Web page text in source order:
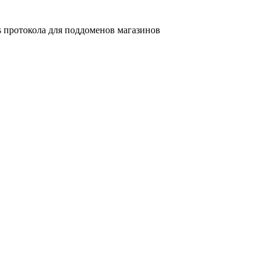
для поддоменов магазинов